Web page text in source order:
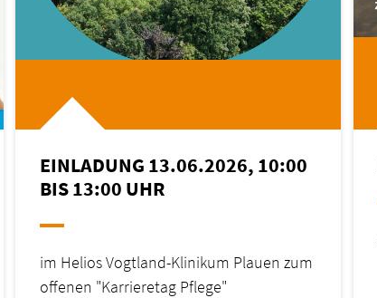
EINLADUNG 13.06.2026, 10:00
BIS 13:00 UHR
im Helios Vogtland-Klinikum Plauen zum
offenen "Karrieretag Pflege"